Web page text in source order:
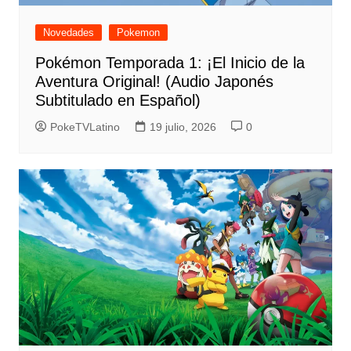
Novedades Pokemon
Pokémon Temporada 1: ¡El Inicio de la
Aventura Original! (Audio Japonés
Subtitulado en Español)
PokeTVLatino 19 julio, 2026 0